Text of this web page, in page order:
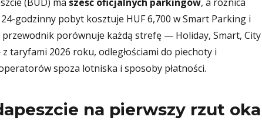
godzinny pobyt kosztuje HUF 6,700 w Smart Parking i
porównuje każdą strefę — Holiday, Smart, City
2026 roku, odległościami do piechoty i
spoza lotniska i sposoby płatności.
na pierwszy rzut oka